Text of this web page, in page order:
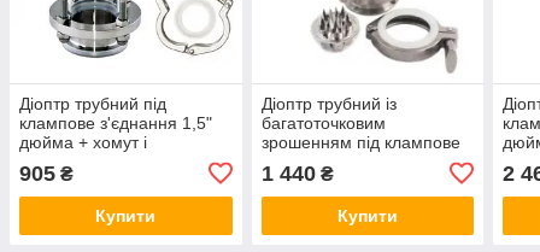
Діоптр трубний під
клампове з'єднання 1,5"
дюйма + хомут і
прокладка DN38 AISI304
905 ₴
Купити
Діоптр трубний із
багатоточковим
зрошенням під клампове
хомут і прокладка DN51
AISI304
1 440₴
Купити
2